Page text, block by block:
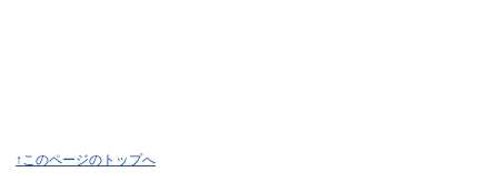
↑このページのトップへ